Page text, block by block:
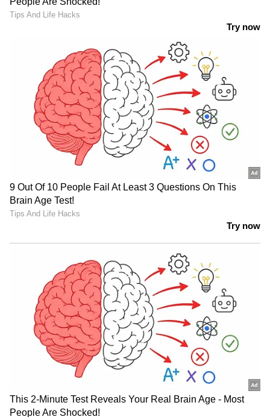
വ്യാപിച്ചുകിടക്കുന്ന പുതിയ ഊർജ്ജ
ബിസിനസിൽ 26 കാരനായ അനന്ത് നയിക്കും
എന്ന് മുകേഷ് അംബാനി വ്യക്തമാക്കി.
Read Also:ആഡംബരത്തിന്റെ മറുവാക്ക്,
ഇഷ അംബാനിയുടെ കൊട്ടാരം
തലമുറ കൈമാറ്റത്തിൽ സഹോദരങ്ങൾ
തമ്മിൽ ഭിന്നിച്ചു പോകാതിരിക്കാനുള്ള മുകേഷ്
അംബാനിയുടെ ആസൂത്രിതമായ
നീക്കമായിരുന്നു ഈ തീരുമാനങ്ങൾ